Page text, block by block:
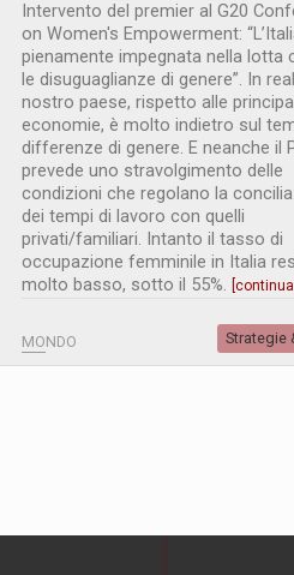
Intervento del premier al G20
on Women's Empowerment:
pienamente impegnata nella lotta
le disuguaglianze di genere”. In
nostro paese, rispetto alle
economie, è molto indietro sul
differenze di genere. E neanche il
prevede uno stravolgimento delle
condizioni che regolano la
dei tempi di lavoro con quelli
privati/familiari. Intanto il tasso di
occupazione femminile in Italia
molto basso, sotto il 55%. [continua
MONDO Strategie